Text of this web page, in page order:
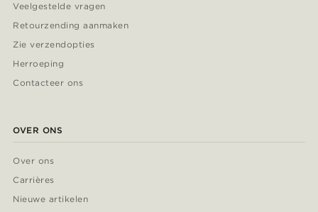
Veelgestelde vragen
Retourzending aanmaken
Zie verzendopties
Herroeping
Contacteer ons
OVER ONS
Over ons
Carrières
Nieuwe artikelen